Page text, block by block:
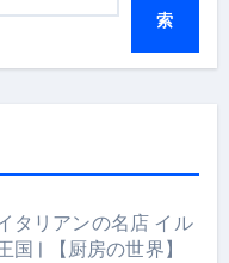
索
タリアンの名店 イル
| 【厨房の世界】